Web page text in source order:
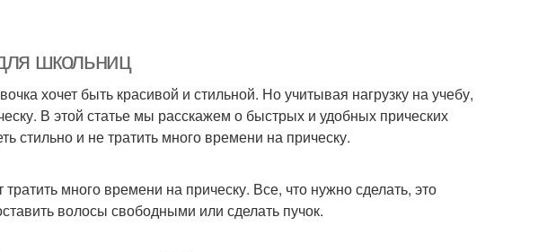
школьниц
хочет быть красивой и стильной. Но учитывая нагрузку на учебу,
В этой статье мы расскажем о быстрых и удобных прических
стильно и не тратить много времени на прическу.
много времени на прическу. Все, что нужно сделать, это
волосы свободными или сделать пучок.